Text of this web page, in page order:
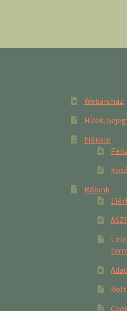
Webáruház
Hírek,
Fiókom
Rólunk